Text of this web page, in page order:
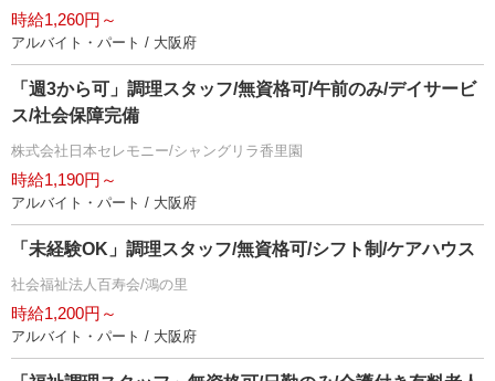
時給1,260円～
アルバイト・パート / 大阪府
「週3から可」調理スタッフ/無資格可/午前のみ/デイサービ
ス/社会保障完備
株式会社日本セレモニー/シャングリラ香里園
時給1,190円～
アルバイト・パート / 大阪府
「未経験OK」調理スタッフ/無資格可/シフト制/ケアハウス
社会福祉法人百寿会/鴻の里
時給1,200円～
アルバイト・パート / 大阪府